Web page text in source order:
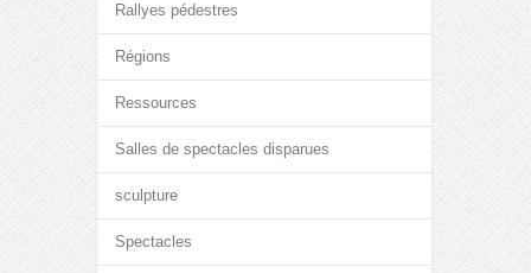
Rallyes pédestres
Régions
Ressources
Salles de spectacles disparues
sculpture
Spectacles